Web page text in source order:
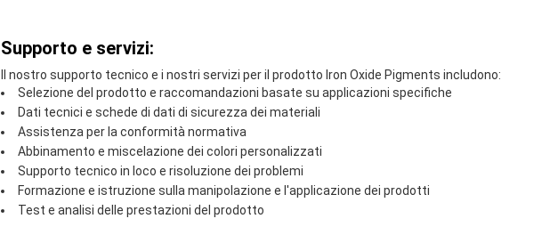
Supporto e servizi:
Il nostro supporto tecnico e i nostri servizi per il prodotto Iron Oxide Pigments includono:
Selezione del prodotto e raccomandazioni basate su applicazioni specifiche
Dati tecnici e schede di dati di sicurezza dei materiali
Assistenza per la conformità normativa
Abbinamento e miscelazione dei colori personalizzati
Supporto tecnico in loco e risoluzione dei problemi
Formazione e istruzione sulla manipolazione e l'applicazione dei prodotti
Test e analisi delle prestazioni del prodotto